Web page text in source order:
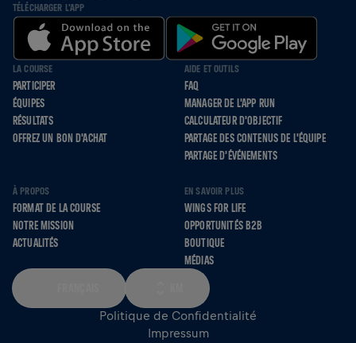
TÉLÉCHARGER L'APP
LA COURSE
PARTICIPER
ÉQUIPES
RÉSULTATS
OFFREZ UN BON D'ACHAT
AIDE ET OUTILS
FAQ
MANAGER DE L'APP RUN
CALCULATEUR D'OBJECTIF
PARTAGE DES CONTENUS DE L'ÉQUIPE
PARTAGE D'ÉVÉNEMENTS
À PROPOS
FORMAT DE LA COURSE
NOTRE MISSION
ACTUALITÉS
EN SAVOIR PLUS
WINGS FOR LIFE
OPPORTUNITÉS B2B
BOUTIQUE
MÉDIAS
Politique de Confidentialité
Impressum